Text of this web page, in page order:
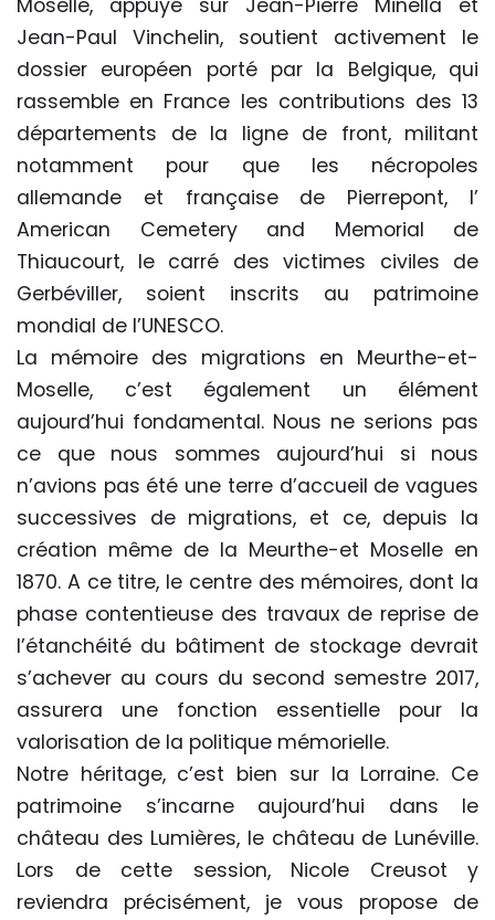
Moselle, appuyé sur Jean-Pierre Minella et
Jean-Paul Vinchelin, soutient activement le
dossier européen porté par la Belgique, qui
rassemble en France les contributions des 13
départements de la ligne de front, militant
notamment pour que les nécropoles
allemande et française de Pierrepont, l’
American Cemetery and Memorial de
Thiaucourt, le carré des victimes civiles de
Gerbéviller, soient inscrits au patrimoine
mondial de l’UNESCO.
La mémoire des migrations en Meurthe-et-
Moselle, c’est également un élément
aujourd’hui fondamental. Nous ne serions pas
ce que nous sommes aujourd’hui si nous
n’avions pas été une terre d’accueil de vagues
successives de migrations, et ce, depuis la
création même de la Meurthe-et Moselle en
1870. A ce titre, le centre des mémoires, dont la
phase contentieuse des travaux de reprise de
l’étanchéité du bâtiment de stockage devrait
s’achever au cours du second semestre 2017,
assurera une fonction essentielle pour la
valorisation de la politique mémorielle.
Notre héritage, c’est bien sur la Lorraine. Ce
patrimoine s’incarne aujourd’hui dans le
château des Lumières, le château de Lunéville.
Lors de cette session, Nicole Creusot y
reviendra précisément, je vous propose de